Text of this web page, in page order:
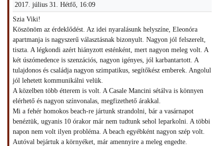
2017. július 31. Hétfő, 16:09
Szia Viki!
Köszönöm az érdeklődést. Az idei nyaralásunk helyszíne, Eleonóra
apartmanja is nagyszerű választásnak bizonyult. Nagyon jól felszerelt,
tiszta. A légkondi azért hiányzott esténként, mert nagyon meleg volt. A
két úszómedence is szenzációs, nagyon igényes, jól karbantartott. A
tulajdonos és családja nagyon szimpatikus, segítőkész emberek. Angolul
jól lehetett kommunikálni velük.
A közelben több étterem is volt. A Casale Mancini sétálva is könnyen
elérhető és nagyon színvonalas, megfizethető árakkal.
Mi a fehér homokos beach-re jártunk strandolni, bár a vasárnapot
benéztük, ugyanis 10 órakor már nem tudtunk sehol leparkolni. A többi
napon nem volt ilyen probléma. A beach egyébként nagyon szép volt.
Autóval bejártuk a környéket, már amennyire a meleg engedte.